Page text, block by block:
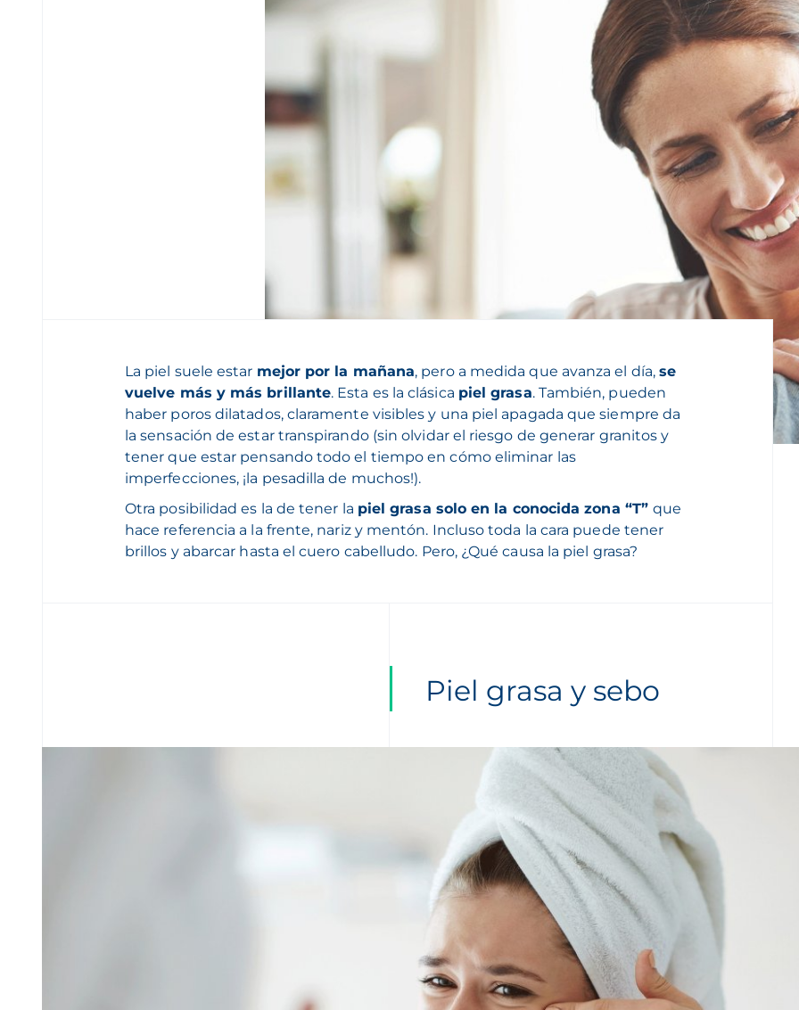
La piel suele estar mejor por la mañana, pero a medida que avanza el día, se
vuelve más y más brillante. Esta es la clásica piel grasa. También, pueden
haber poros dilatados, claramente visibles y una piel apagada que siempre da
la sensación de estar transpirando (sin olvidar el riesgo de generar granitos y
tener que estar pensando todo el tiempo en cómo eliminar las
imperfecciones, ¡la pesadilla de muchos!).
Otra posibilidad es la de tener la piel grasa solo en la conocida zona “T”que
hace referencia a la frente, nariz y mentón. Incluso toda la cara puede tener
brillos y abarcar hasta el cuero cabelludo. Pero, ¿Qué causa la piel grasa?
Piel grasa y sebo